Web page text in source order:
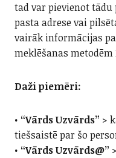
tad var pievienot
pasta adrese vai
vairāk informācijas
meklēšanas
Daži piemēri:
• “Vārds Uzvārds” >
tiešsaistē par šo
• “Vārds Uzvārds@”